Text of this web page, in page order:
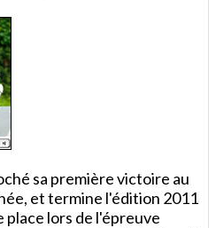
sa première victoire au
et termine l'édition 2011
place lors de l'épreuve